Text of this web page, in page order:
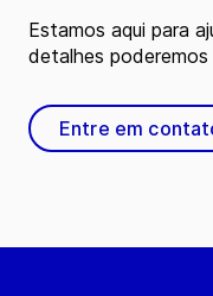
Estamos aqui para
detalhes
Entre em